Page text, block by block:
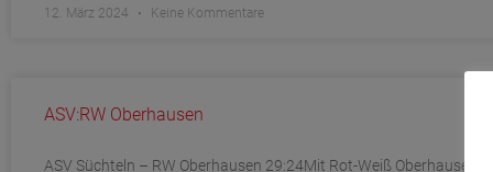
12. März 2024 Keine Kommentare
ASV:RW Oberhausen
ASV Süchteln – RW Oberhausen 29:24Mit Rot-Weiß Oberhausen